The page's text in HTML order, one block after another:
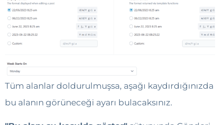
Tüm alanlar doldurulmuşsa, aşağı kaydırdığınızda
bu alanın görüneceği ayarı bulacaksınız.